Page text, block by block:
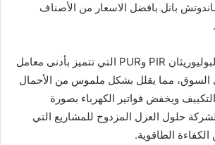
بانل بافضل الاسعار من الأصناف
تعتمد الشركة ألواح البوليوريثان PIR وPUR التي تتميز بأدنى معامل
السوق، مما يقلل بشكل ملموس من الأحمال
ويخفض فواتير الكهرباء بصورة
حلول العزل المزدوج للمشاريع التي
الطاقوية.